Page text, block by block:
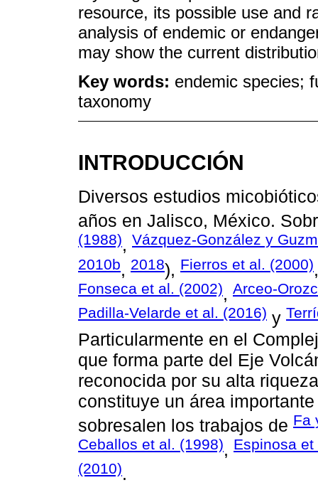
resource, its possible use and
analysis of endemic or
may show the current
Key words: endemic species;
taxonomy
INTRODUCCIÓN
Diversos estudios
años en Jalisco, México.
(1988), Vázquez-González y
2010b, 2018), Fierros et al. (2000)
Fonseca et al. (2002), Arceo-
Padilla-Velarde et al. (2016) y
Particularmente en el
que forma parte del Eje
reconocida por su alta
constituye un área
sobresalen los trabajos de Fa
Ceballos et al. (1998), Espinosa
(2010).